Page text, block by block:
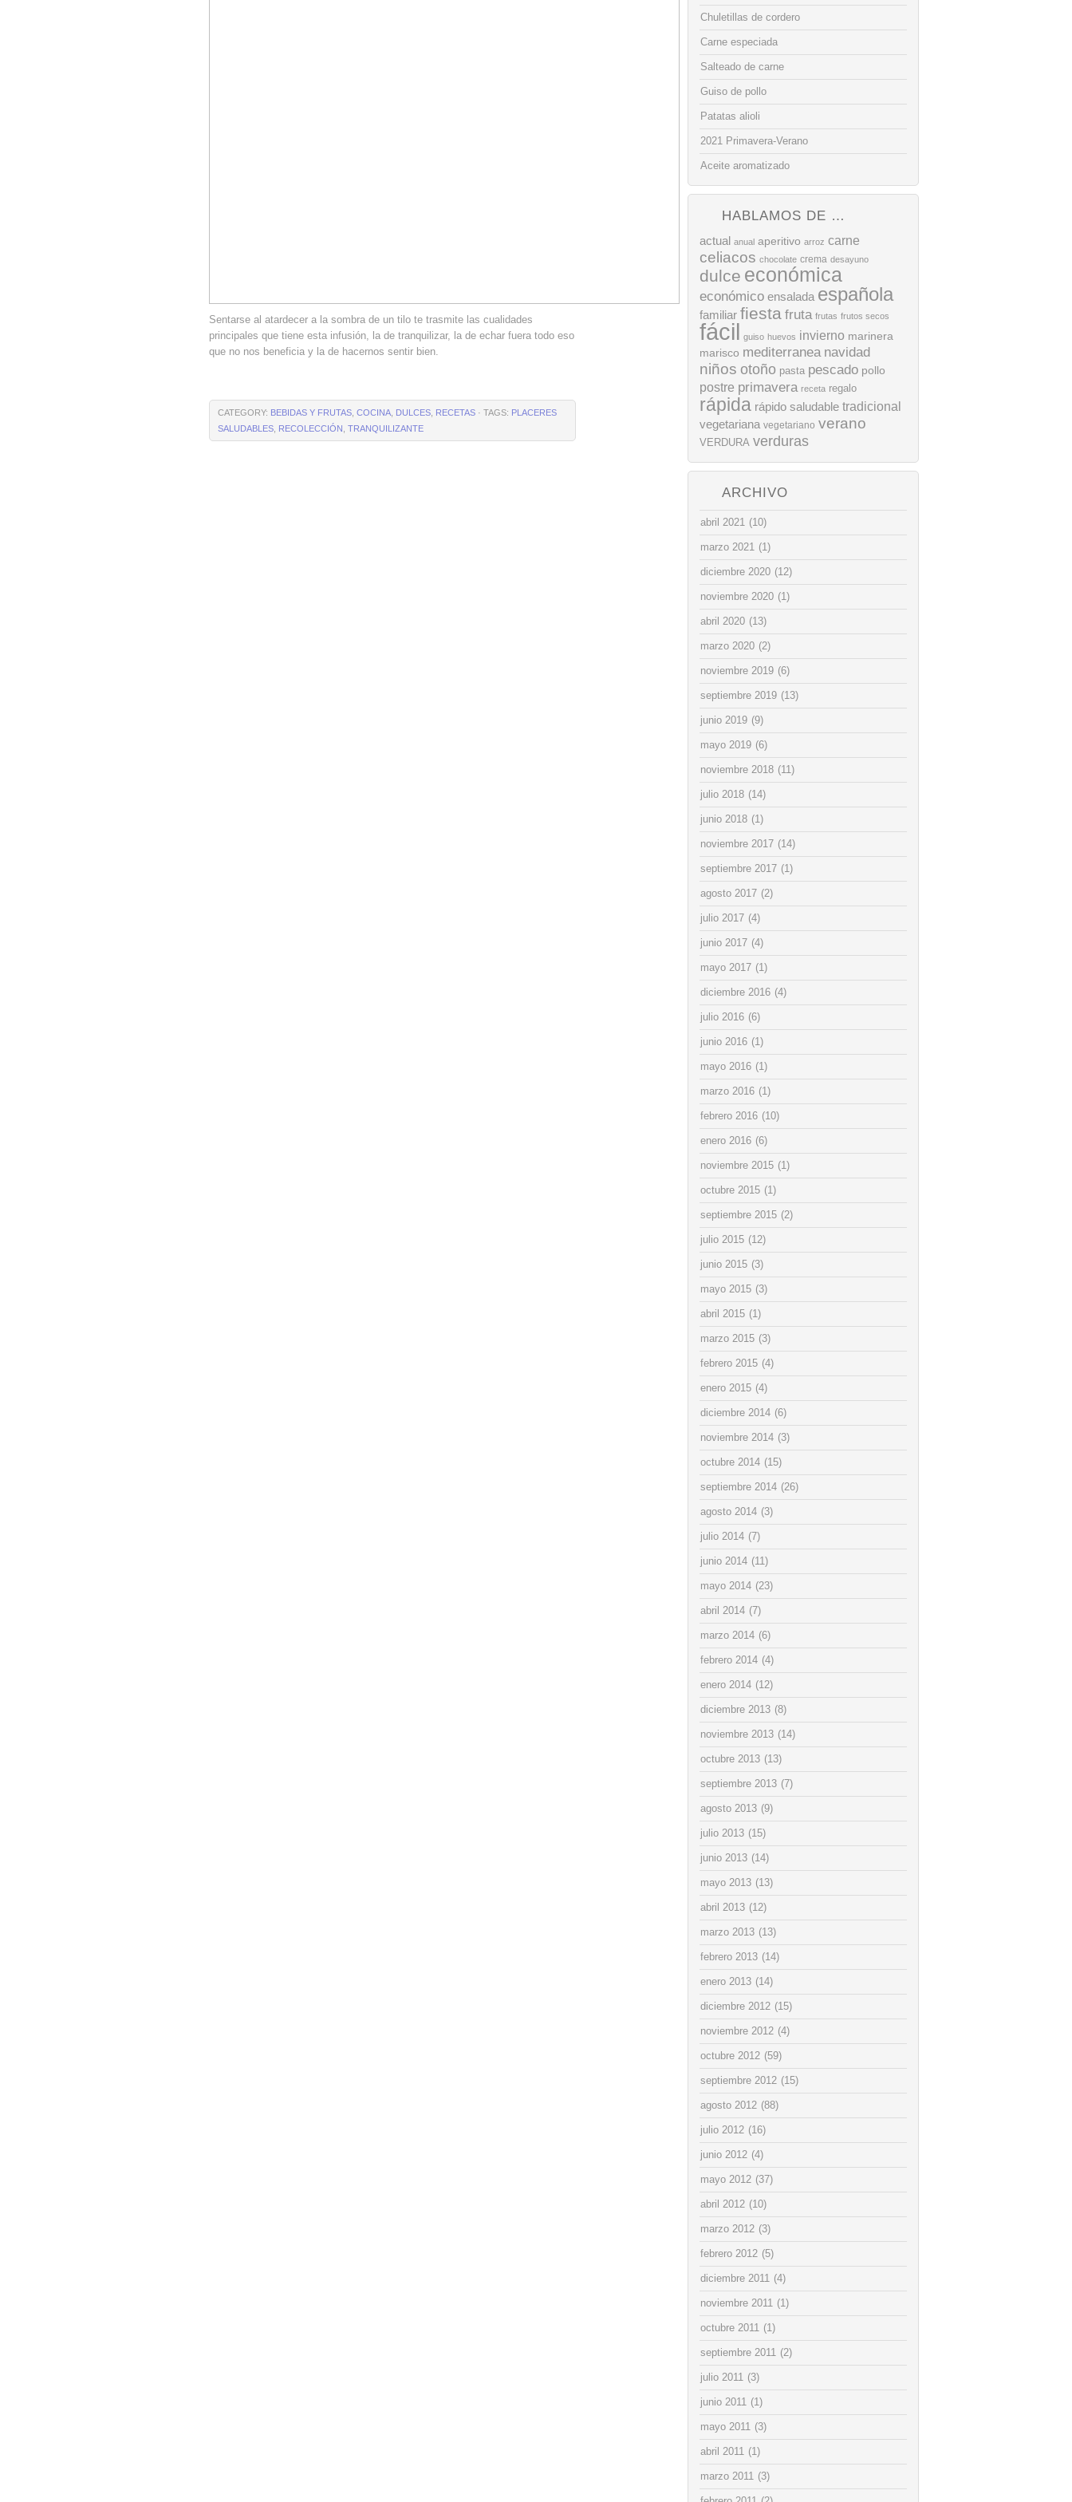
Sentarse al atardecer a la sombra de un tilo te trasmite las cualidades
principales que tiene esta infusión, la de tranquilizar, la de echar fuera todo eso
que no nos beneficia y la de hacernos sentir bien.
CATEGORY: BEBIDAS Y FRUTAS COCINA DULCES RECETAS · TAGS: PLACERES
SALUDABLES RECOLECCIÓN TRANQUILIZANTE
Chuletillas de cordero
Carne especiada
Salteado de carne
Guiso de pollo
Patatas alioli
2021 Primavera-Verano
Aceite aromatizado
HABLAMOS DE …
actual anual aperitivo arroz carne
celiacos chocolate crema desayuno
dulce económica
económico ensalada española
familiar fiesta fruta frutas frutos secos
fácil guiso huevos invierno marinera
marisco mediterranea navidad
niños otoño pasta pescado pollo
postre primavera receta regalo
rápida rápido saludable tradicional
vegetariana vegetariano verano
VERDURA verduras
ARCHIVO
abril 2021 (10)
marzo 2021 (1)
diciembre 2020 (12)
noviembre 2020 (1)
abril 2020 (13)
marzo 2020 (2)
noviembre 2019 (6)
septiembre 2019 (13)
junio 2019 (9)
mayo 2019 (6)
noviembre 2018 (11)
julio 2018 (14)
junio 2018 (1)
noviembre 2017 (14)
septiembre 2017 (1)
agosto 2017 (2)
julio 2017 (4)
junio 2017 (4)
mayo 2017 (1)
diciembre 2016 (4)
julio 2016 (6)
junio 2016 (1)
mayo 2016 (1)
marzo 2016 (1)
febrero 2016 (10)
enero 2016 (6)
noviembre 2015 (1)
octubre 2015 (1)
septiembre 2015 (2)
julio 2015 (12)
junio 2015 (3)
mayo 2015 (3)
abril 2015 (1)
marzo 2015 (3)
febrero 2015 (4)
enero 2015 (4)
diciembre 2014 (6)
noviembre 2014 (3)
octubre 2014 (15)
septiembre 2014 (26)
agosto 2014 (3)
julio 2014 (7)
junio 2014 (11)
mayo 2014 (23)
abril 2014 (7)
marzo 2014 (6)
febrero 2014 (4)
enero 2014 (12)
diciembre 2013 (8)
noviembre 2013 (14)
octubre 2013 (13)
septiembre 2013 (7)
agosto 2013 (9)
julio 2013 (15)
junio 2013 (14)
mayo 2013 (13)
abril 2013 (12)
marzo 2013 (13)
febrero 2013 (14)
enero 2013 (14)
diciembre 2012 (15)
noviembre 2012 (4)
octubre 2012 (59)
septiembre 2012 (15)
agosto 2012 (88)
julio 2012 (16)
junio 2012 (4)
mayo 2012 (37)
abril 2012 (10)
marzo 2012 (3)
febrero 2012 (5)
diciembre 2011 (4)
noviembre 2011 (1)
octubre 2011 (1)
septiembre 2011 (2)
julio 2011 (3)
junio 2011 (1)
mayo 2011 (3)
abril 2011 (1)
marzo 2011 (3)